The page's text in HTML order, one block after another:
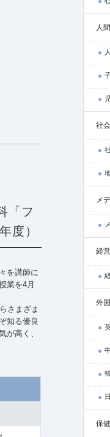
「フ
度）
を講師に
業を4月
さまざま
知る優良
が高く、
人
社
メ
経
外
保